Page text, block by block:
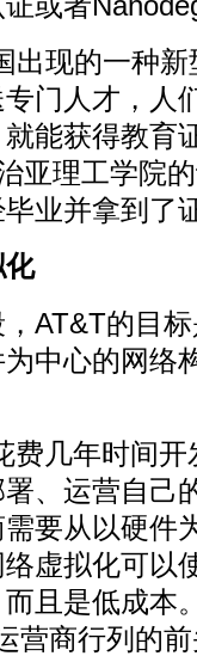
现的一种新
门人才，人
能获得教育
亚理工学院
业并拿到了
的目标
中心的网络
几年时间开
、运营自己
要从以硬件
虚拟化可以
且是低成本
营商行列的